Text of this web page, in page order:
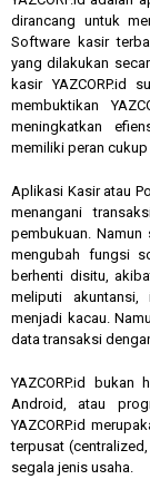
dirancang untuk
Software kasir
yang dilakukan
kasir YAZCORP.id
membuktikan
meningkatkan
memiliki peran
Aplikasi Kasir atau
menangani
pembukuan.
mengubah fungsi
berhenti disitu,
meliputi
menjadi kacau.
data transaksi
YAZCORP.id
Android, atau
YAZCORP.id
terpusat
segala jenis usaha.